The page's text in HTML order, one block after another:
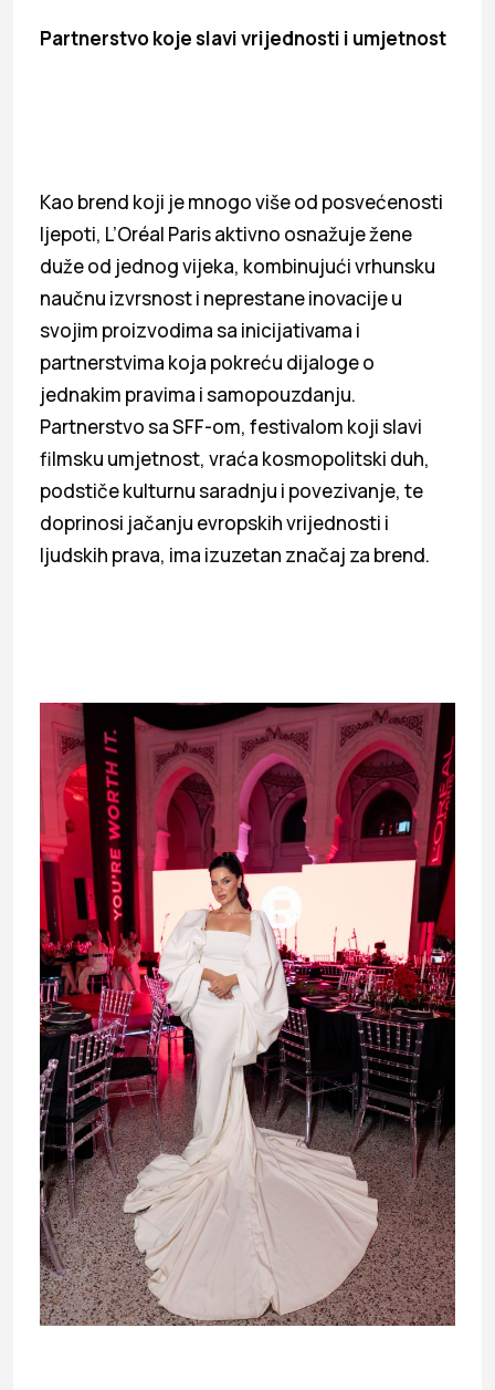
Partnerstvo koje slavi vrijednosti i umjetnost
Kao brend koji je mnogo više od posvećenosti
ljepoti, L’Oréal Paris aktivno osnažuje žene
duže od jednog vijeka, kombinujući vrhunsku
naučnu izvrsnost i neprestane inovacije u
svojim proizvodima sa inicijativama i
partnerstvima koja pokreću dijaloge o
jednakim pravima i samopouzdanju.
Partnerstvo sa SFF-om, festivalom koji slavi
filmsku umjetnost, vraća kosmopolitski duh,
podstiče kulturnu saradnju i povezivanje, te
doprinosi jačanju evropskih vrijednosti i
ljudskih prava, ima izuzetan značaj za brend.